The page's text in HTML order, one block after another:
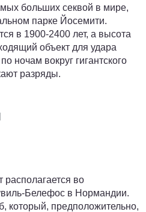
больших секвой в мире,
парке Йосемити.
в 1900-2400 лет, а высота
объект для удара
ночам вокруг гигантского
разряды.
располагается во
Белефос в Нормандии.
который, предположительно,